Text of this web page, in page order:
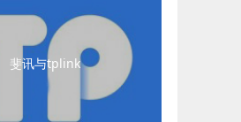
斐讯与tplink